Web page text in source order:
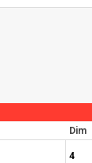
Dim
4